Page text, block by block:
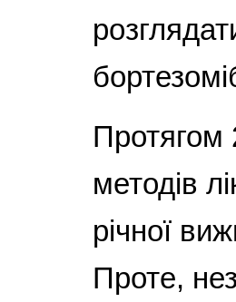
Протягом
методів
річної
Проте,